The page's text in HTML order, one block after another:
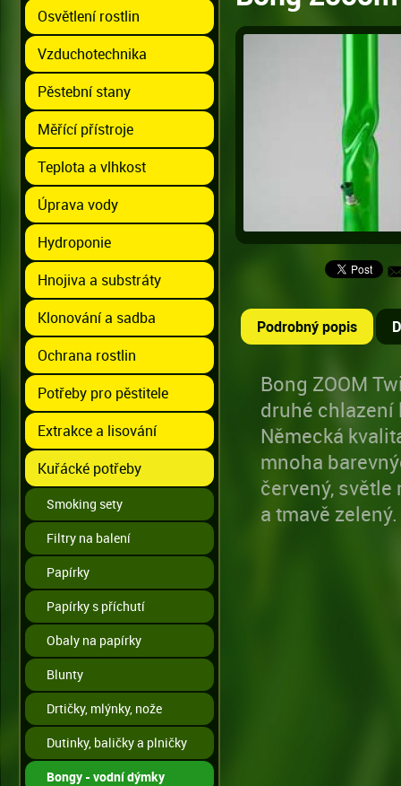
Osvětlení rostlin
Vzduchotechnika
Pěstební stany
Měřící přístroje
Teplota a vlhkost
Úprava vody
Hydroponie
Hnojiva a substráty
Klonování a sadba
Ochrana rostlin
Potřeby pro pěstitele
Extrakce a lisování
Kuřácké potřeby
Smoking sety
Filtry na balení
Papírky
Papírky s příchutí
Obaly na papírky
Blunty
Drtičky, mlýnky, nože
Dutinky, baličky a plničky
Bongy - vodní dýmky
Podrobný popis
Bong ZOOM
druhé chlazení
Německá
mnoha
červený, světle
a tmavě zelený.